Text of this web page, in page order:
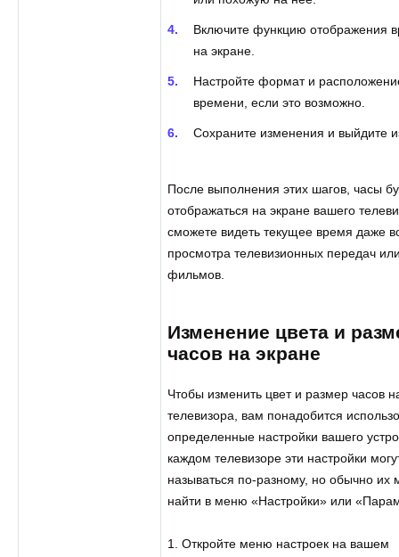
Включите функцию отображения
на экране.
Настройте формат и
времени, если это возможно.
Сохраните изменения и выйдите
После выполнения этих шагов, часы
отображаться на экране вашего
сможете видеть текущее время даже
просмотра телевизионных передач
фильмов.
Изменение цвета и
часов на экране
Чтобы изменить цвет и размер часов
телевизора, вам понадобится
определенные настройки вашего
каждом телевизоре эти настройки
называться по-разному, но обычно их
найти в меню «Настройки» или
1. Откройте меню настроек на вашем